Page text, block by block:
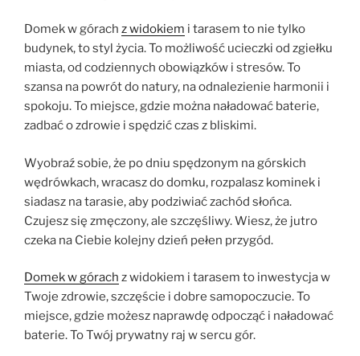
Domek w górach z widokiem i tarasem to nie tylko
budynek, to styl życia. To możliwość ucieczki od zgiełku
miasta, od codziennych obowiązków i stresów. To
szansa na powrót do natury, na odnalezienie harmonii i
spokoju. To miejsce, gdzie można naładować baterie,
zadbać o zdrowie i spędzić czas z bliskimi.
Wyobraź sobie, że po dniu spędzonym na górskich
wędrówkach, wracasz do domku, rozpalasz kominek i
siadasz na tarasie, aby podziwiać zachód słońca.
Czujesz się zmęczony, ale szczęśliwy. Wiesz, że jutro
czeka na Ciebie kolejny dzień pełen przygód.
Domek w górach z widokiem i tarasem to inwestycja w
Twoje zdrowie, szczęście i dobre samopoczucie. To
miejsce, gdzie możesz naprawdę odpocząć i naładować
baterie. To Twój prywatny raj w sercu gór.